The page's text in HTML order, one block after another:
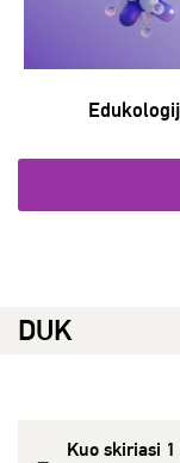
DUK
Kuo skiriasi